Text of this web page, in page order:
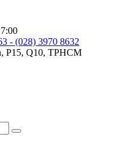
- (028) 3970 8632
P15, Q10, TPHCM